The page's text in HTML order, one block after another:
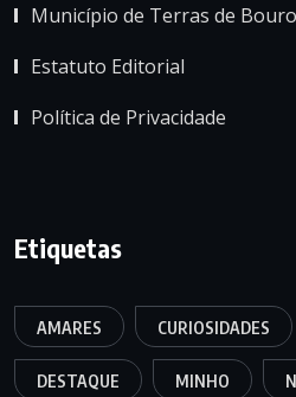
Município de Terras de Bouro
Estatuto Editorial
Política de Privacidade
Etiquetas
AMARES CURIOSIDADES
DESTAQUE MINHO